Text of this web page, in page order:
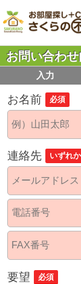
お問い合わ
入力
お名前 必須
連絡先 いずれ
要望 必須